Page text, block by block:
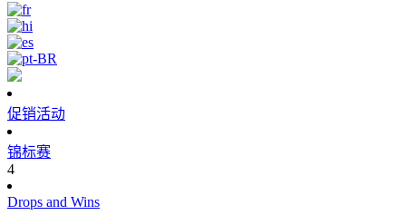
促销活动
锦标赛
4
Drops and Wins